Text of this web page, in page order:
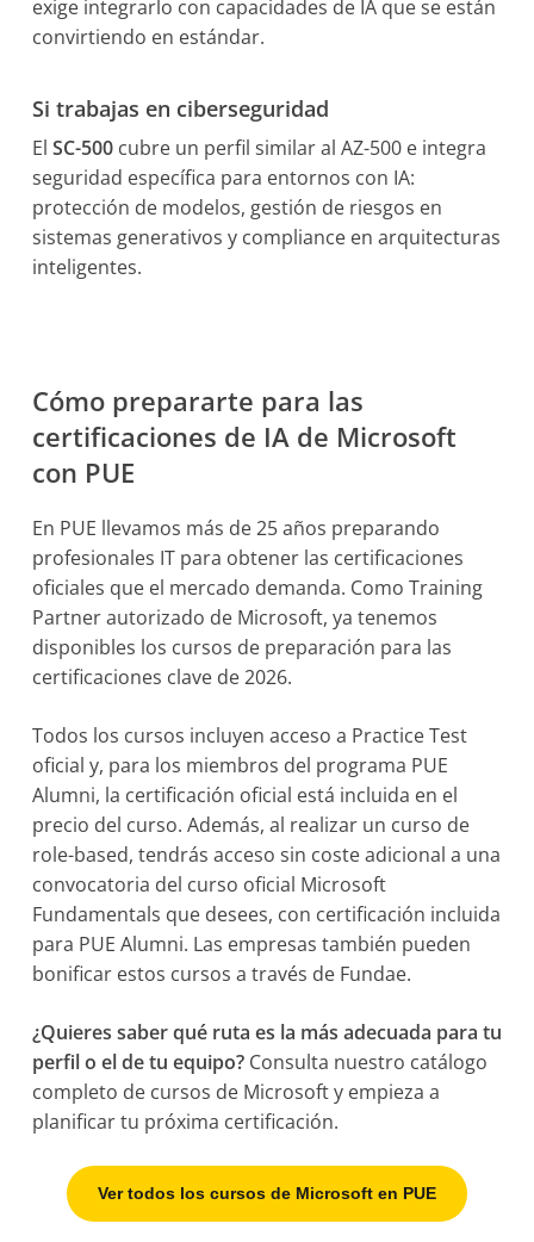
exige integrarlo con capacidades de IA que se están
convirtiendo en estándar.
Si trabajas en ciberseguridad
El SC-500cubre un perfil similar al AZ-500 e integra
seguridad específica para entornos con IA:
protección de modelos, gestión de riesgos en
sistemas generativos y compliance en arquitecturas
inteligentes.
Cómo prepararte para las
certificaciones de IA de Microsoft
con PUE
En PUE llevamos más de 25 años preparando
profesionales IT para obtener las certificaciones
oficiales que el mercado demanda. Como Training
Partner autorizado de Microsoft, ya tenemos
disponibles los cursos de preparación para las
certificaciones clave de 2026.
Todos los cursos incluyen acceso a Practice Test
oficial y, para los miembros del programa PUE
Alumni, la certificación oficial está incluida en el
precio del curso. Además, al realizar un curso de
role-based, tendrás acceso sin coste adicional a una
convocatoria del curso oficial Microsoft
Fundamentals que desees, con certificación incluida
para PUE Alumni. Las empresas también pueden
bonificar estos cursos a través de Fundae.
¿Quieres saber qué ruta es la más adecuada para tu
perfil o el de tu equipo?Consulta nuestro catálogo
completo de cursos de Microsoft y empieza a
planificar tu próxima certificación.
Ver todos los cursos de Microsoft en PUE